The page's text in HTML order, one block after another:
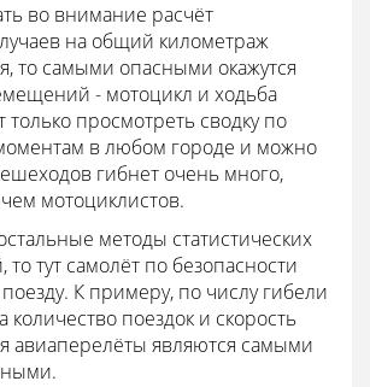
во внимание расчёт
на общий километраж
то самыми опасными окажутся
- мотоцикл и ходьба
просмотреть сводку по
в любом городе и можно
гибнет очень много,
мотоциклистов.
методы статистических
то тут самолёт по безопасности
поезду. К примеру, по числу гибели
количество поездок и скорость
авиаперелёты являются самыми